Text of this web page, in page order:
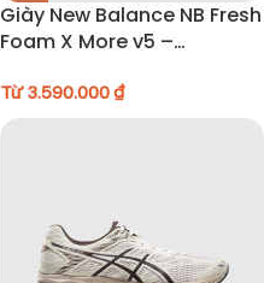
Giày New Balance NB Fresh
Foam X More v5 –
Từ3.590.000₫